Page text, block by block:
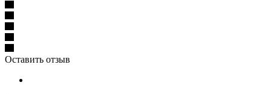
Оставить отзыв